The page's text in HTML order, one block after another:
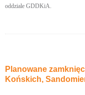
oddziale GDDKiA.
Planowane
Końskich,